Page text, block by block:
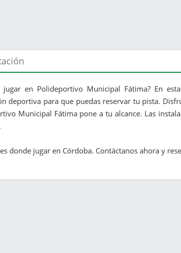
jugar en Polideportivo Municipal Fátima? En
deportiva para que puedas reservar tu pista.
Municipal Fátima pone a tu alcance. Las
donde jugar en Córdoba. Contáctanos ahora y